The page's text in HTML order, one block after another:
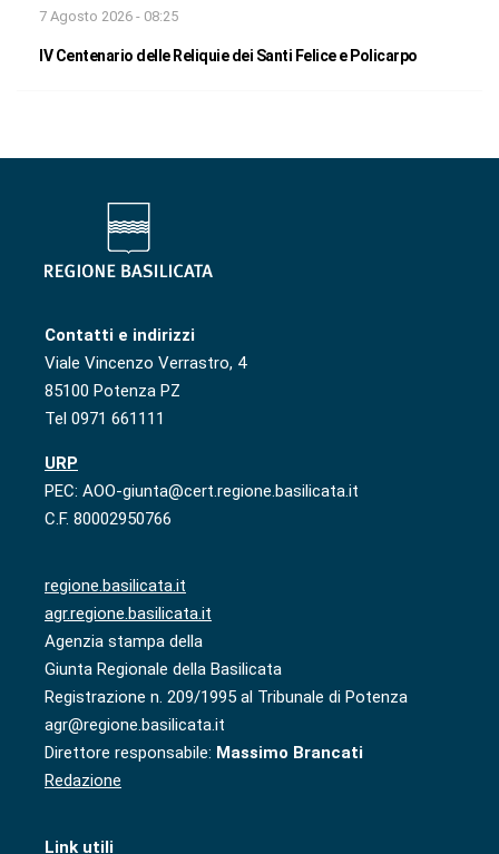
7 Agosto 2026 - 08:25
IV Centenario delle Reliquie dei Santi Felice e Policarpo
Contatti e indirizzi
Viale Vincenzo Verrastro, 4
85100 Potenza PZ
Tel 0971 661111
URP
PEC: AOO-giunta@cert.regione.basilicata.it
C.F. 80002950766
regione.basilicata.it
agr.regione.basilicata.it
Agenzia stampa della
Giunta Regionale della Basilicata
Registrazione n. 209/1995 al Tribunale di Potenza
agr@regione.basilicata.it
Direttore responsabile: Massimo Brancati
Redazione
Link utili